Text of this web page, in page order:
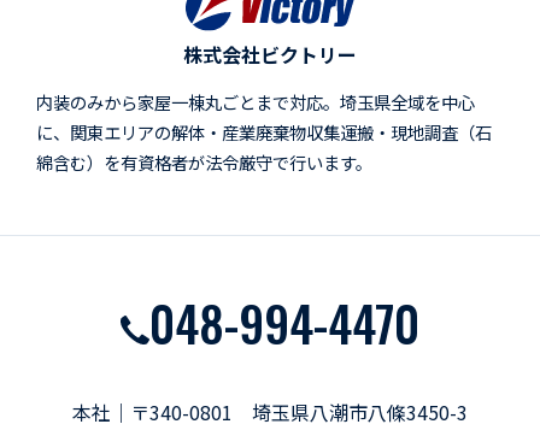
株式会社ビクトリー
内装のみから家屋一棟丸ごとまで対応。埼玉県全域を中心
に、関東エリアの解体・産業廃棄物収集運搬・現地調査（石
綿含む）を有資格者が法令厳守で行います。
048-994-4470
本社｜〒340-0801 埼玉県八潮市八條3450-3